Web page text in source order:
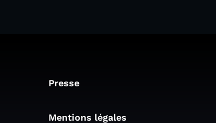
Presse
Mentions légales